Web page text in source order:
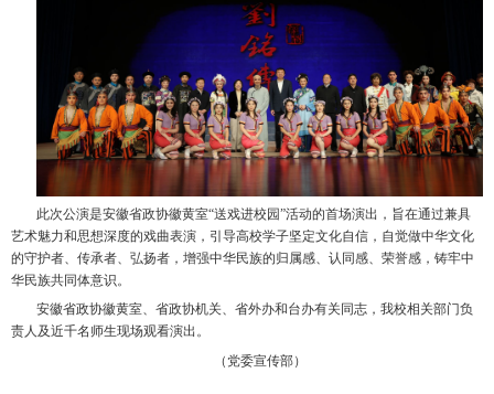
此次公演是安徽省政协徽黄室“送戏进校园”活动的首场演出，旨在通过兼具
艺术魅力和思想深度的戏曲表演，引导高校学子坚定文化自信，自觉做中华文化
的守护者、传承者、弘扬者，增强中华民族的归属感、认同感、荣誉感，铸牢中
华民族共同体意识。
安徽省政协徽黄室、省政协机关、省外办和台办有关同志，我校相关部门负
责人及近千名师生现场观看演出。
（党委宣传部）